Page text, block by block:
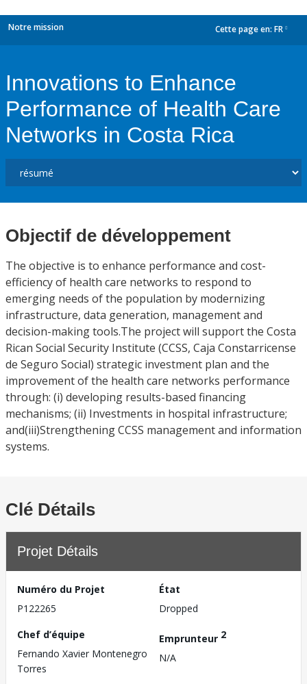
Notre mission Cette page en: FR
Innovations to Enhance
Performance of Health Care
Networks in Costa Rica
Objectif de développement
The objective is to enhance performance and cost-
efficiency of health care networks to respond to
emerging needs of the population by modernizing
infrastructure, data generation, management and
decision-making tools.The project will support the Costa
Rican Social Security Institute (CCSS, Caja Constarricense
de Seguro Social) strategic investment plan and the
improvement of the health care networks performance
through: (i) developing results-based financing
mechanisms; (ii) Investments in hospital infrastructure;
and(iii)Strengthening CCSS management and information
systems.
Clé Détails
Projet Détails
Numéro du Projet
P122265
État
Dropped
Chef d’équipe
Fernando Xavier Montenegro
Torres
Emprunteur 2
N/A